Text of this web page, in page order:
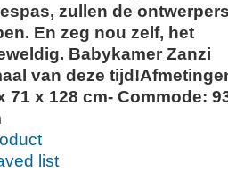
zullen de
En zeg nou zelf, het
Babykamer Zanzi
van deze
71 x 128 cm- Commode:
list